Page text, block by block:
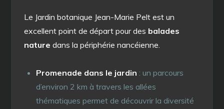
Le Jardin botanique Jean-Marie Pelt est un
excellent point de départ pour des balades
nature dans la périphérie nancéienne.
Promenade dans le jardin : un parcours
d’environ 2 km à travers les allées
thématiques permet de découvrir la diversité